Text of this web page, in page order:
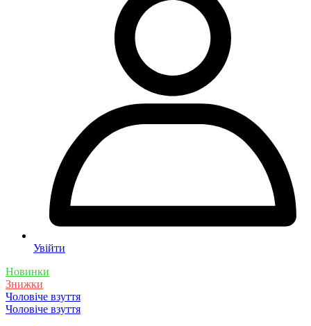
Увійти
Новинки
Знижки
Чоловіче взуття
Чоловіче взуття